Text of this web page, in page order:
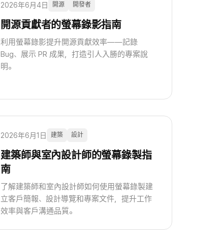
2026年6月4日 開源 開發者
開源貢獻者的螢幕錄影指南
利用螢幕錄影提升開源貢獻效率——記錄
Bug、展示 PR 成果，打造引人入勝的專案說
明。
2026年6月1日 建築 設計
建築師與室內設計師的螢幕錄製指
南
了解建築師和室內設計師如何使用螢幕錄製建
立客戶簡報、設計導覽和專案文件，提升工作
效率與客戶溝通品質。